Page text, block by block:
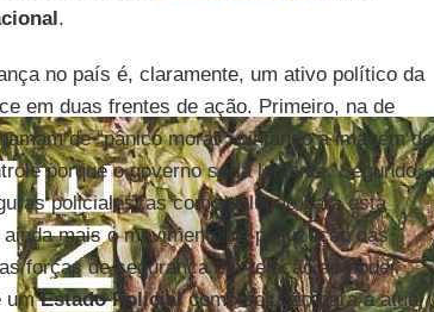
.
no país é, claramente, um ativo político da
em duas frentes de ação. Primeiro, na de
de “pânico moral”, pintando a imagem de
porque o governo seria leniente. Segundo,
policialescas como solução para esta
mais o movimento de politização das
forças de segurança em relação ao poder
umEstado Policialcomo solução para a atual